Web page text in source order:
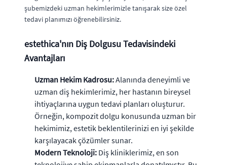
şubemizdeki uzman hekimlerimizle tanışarak size özel
tedavi planımızı öğrenebilirsiniz.
estethica'nın Diş Dolgusu Tedavisindeki
Avantajları
Uzman Hekim Kadrosu:Alanında deneyimli ve
uzman diş hekimlerimiz, her hastanın bireysel
ihtiyaçlarına uygun tedavi planları oluşturur.
Örneğin, kompozit dolgu konusunda uzman bir
hekimimiz, estetik beklentilerinizi en iyi şekilde
karşılayacak çözümler sunar.
Modern Teknoloji: Diş kliniklerimiz, en son